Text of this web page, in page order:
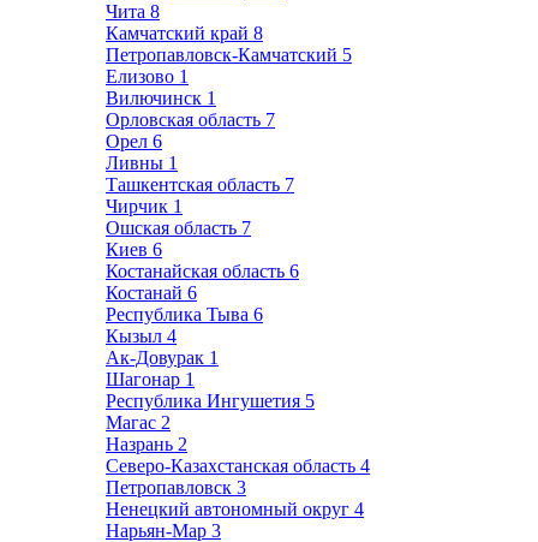
Чита 8
Камчатский край 8
Петропавловск-Камчатский 5
Елизово 1
Вилючинск 1
Орловская область 7
Орел 6
Ливны 1
Ташкентская область 7
Чирчик 1
Ошская область 7
Киев 6
Костанайская область 6
Костанай 6
Республика Тыва 6
Кызыл 4
Ак-Довурак 1
Шагонар 1
Республика Ингушетия 5
Магас 2
Назрань 2
Северо-Казахстанская область 4
Петропавловск 3
Ненецкий автономный округ 4
Нарьян-Мар 3